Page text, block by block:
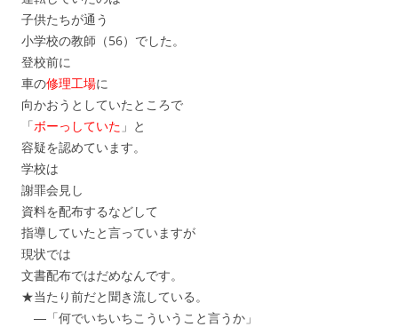
子供たちが通う
小学校の教師（56）でした。
登校前に
車の修理工場に
向かおうとしていたところで
「ボーっしていた 」と
容疑を認めています。
学校は
謝罪会見し
資料を配布するなどして
指導していたと言っていますが
現状では
文書配布ではだめなんです。
★当たり前だと聞き流している。
―「何でいちいちこういうこと言うか」